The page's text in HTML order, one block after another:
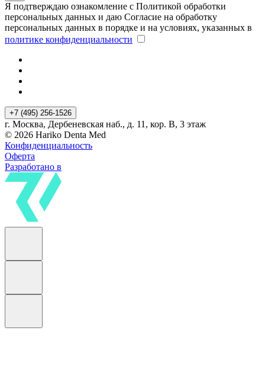
Я подтверждаю ознакомление с Политикой обработки
персональных данных и даю Согласие на обработку
персональных данных в порядке и на условиях, указанных в
политике конфиденциальности
+7 (495) 256-1526
г. Москва, Дербеневская наб., д. 11, кор. В, 3 этаж
© 2026 Hariko Denta Med
Конфиденциальность
Оферта
Разработано в